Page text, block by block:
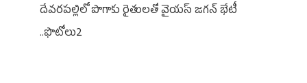
దేవరపల్లిలో పొగాకు రైతులతో వైయస్ జగన్ భేటీ
..ఫొటోలు2